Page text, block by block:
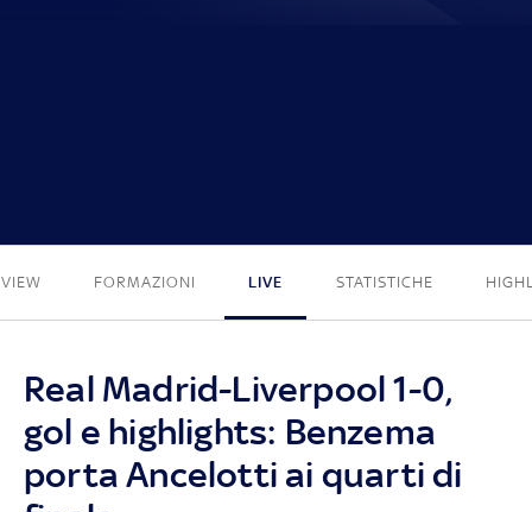
FORMAZIONI LIVE STATISTICHE
Real Madrid-Liverpool 1-0,
gol e highlights: Benzema
porta Ancelotti ai quarti di